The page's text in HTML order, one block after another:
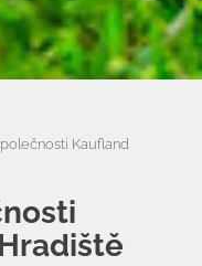
Kaufland